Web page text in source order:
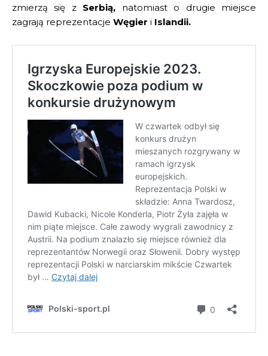
zmierzą się z Serbią, natomiast o drugie miejsce
zagrają reprezentacje Węgier i Islandii.